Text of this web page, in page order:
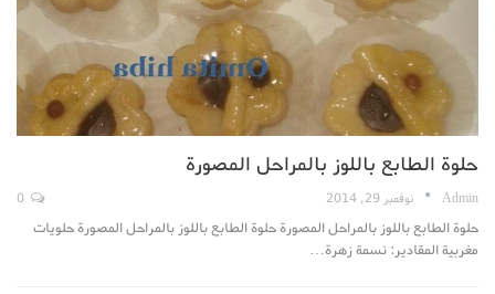
حلوة الطابع باللوز بالمراحل المصورة
Admin نوفمبر 29, 2014
حلوة الطابع باللوز بالمراحل المصورة حلوة الطابع باللوز بالمراحل المصورة حلويات
مغربية المقادير: نسمة زهرة…